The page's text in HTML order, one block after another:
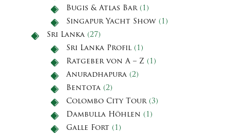
Bugis & Atlas Bar(1)
Singapur Yacht Show (1)
Sri Lanka (27)
Sri Lanka Profil (1)
Ratgeber von A – Z (1)
Anuradhapura (2)
Bentota (2)
Colombo City Tour(3)
Dambulla Höhlen (1)
Galle Fort (1)